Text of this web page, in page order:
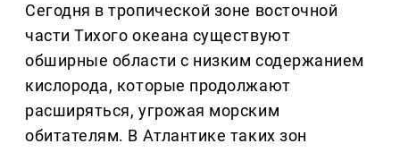
Сегодня в тропической зоне восточной
части Тихого океана существуют
обширные области с низким содержанием
кислорода, которые продолжают
расширяться, угрожая морским
обитателям. В Атлантике таких зон